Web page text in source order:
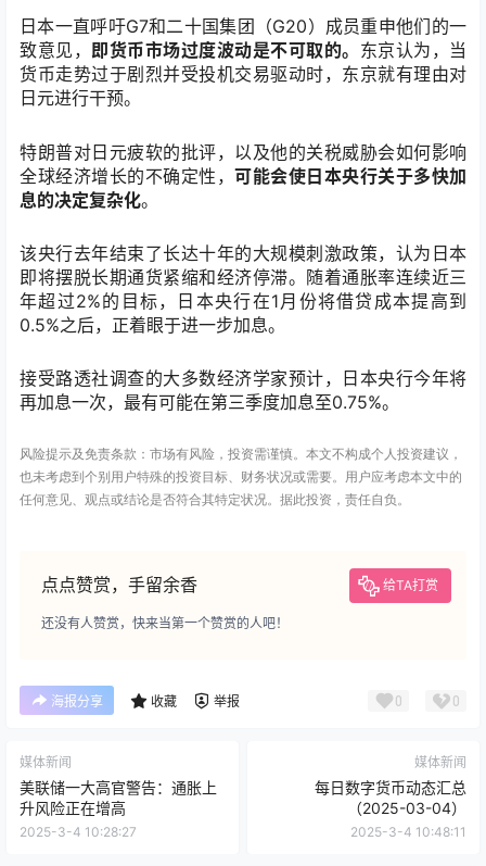
日本一直呼吁G7和二十国集团（G20）成员重申他们的一
致意见， 即货币市场过度波动是不可取的。 东京认为，当
货币走势过于剧烈并受投机交易驱动时，东京就有理由对
日元进行干预。
特朗普对日元疲软的批评，以及他的关税威胁会如何影响
全球经济增长的不确定性， 可能会使日本央行关于多快加
息的决定复杂化。
该央行去年结束了长达十年的大规模刺激政策，认为日本
即将摆脱长期通货紧缩和经济停滞。随着通胀率连续近三
年超过2%的目标，日本央行在1月份将借贷成本提高到
0.5%之后，正着眼于进一步加息。
接受路透社调查的大多数经济学家预计，日本央行今年将
再加息一次，最有可能在第三季度加息至0.75%。
风险提示及免责条款：市场有风险，投资需谨慎。本文不构成个人投资建议，
也未考虑到个别用户特殊的投资目标、财务状况或需要。用户应考虑本文中的
任何意见、观点或结论是否符合其特定状况。据此投资，责任自负。
点点赞赏，手留余香 给TA打赏
还没有人赞赏，快来当第一个赞赏的人吧！
海报分享 收藏 举报 0 0
媒体新闻
美联储一大高官警告：通胀上
升风险正在增高
2025-3-4 10:28:27
媒体新闻
每日数字货币动态汇总
（2025-03-04）
2025-3-4 10:48:11